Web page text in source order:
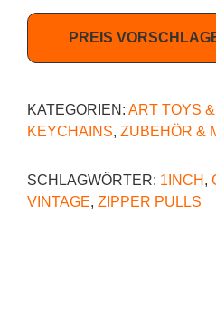
PREIS
KATEGORIEN: ART TOYS
KEYCHAINS, ZUBEHÖR &
SCHLAGWÖRTER: 1INCH ,
VINTAGE, ZIPPER PULLS